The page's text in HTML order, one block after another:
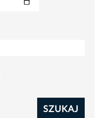
SZUKAJ